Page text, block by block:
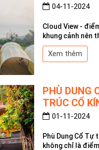
04-11-2024
Cloud View -
khung cảnh nên
Xem thêm
PHÙ DUNG
TRÚC CỔ
01-11-2024
Phù Dung Cổ Tự
không chỉ là